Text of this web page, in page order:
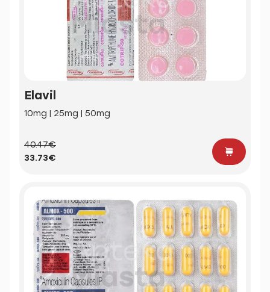
Elavil
10mg | 25mg | 50mg
40.47€
33.73€